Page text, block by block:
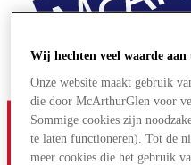
Wij hechten veel waarde
Onze website maakt gebruik
die door McArthurGlen voor
Sommige cookies zijn
te laten functioneren). Tot de
meer cookies die het gebruik